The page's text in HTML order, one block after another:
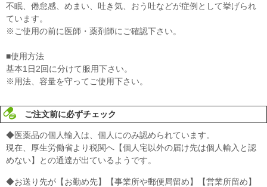
不眠、倦怠感、めまい、吐き気、おう吐などが症例として挙げられ
ています。
※ご使用の前に医師・薬剤師にご確認下さい。
■使用方法
基本1日2回に分けて服用下さい。
※用法、容量を守ってご使用下さい。
ご注文前に必ずチェック
◆医薬品の個人輸入は、個人にのみ認められています。
現在、厚生労働省より税関へ【個人宅以外の届け先は個人輸入と認
めない】との通達が出ているようです。
◆お送り先が【お勤め先】【事業所や郵便局留め】【営業所留め】